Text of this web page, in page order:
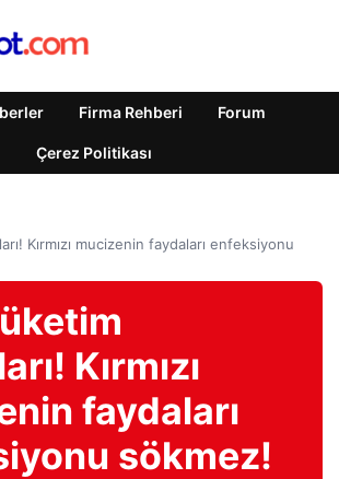
Firma Rehberi Forum
Çerez Politikası
Kırmızı mucizenin faydaları enfeksiyonu
Kırmızı
faydaları
sökmez!